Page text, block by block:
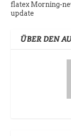
flatex Morning-
update
ÜBER DEN